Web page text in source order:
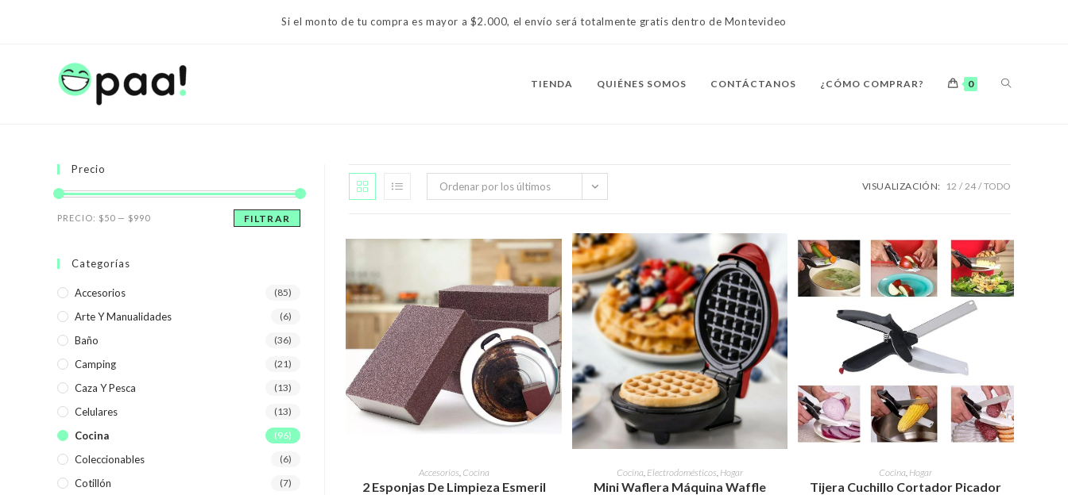
Si el monto de tu compra es mayor a $2.000, el envío será totalmente gratis dentro de Montevideo
TIENDA QUIÉNES SOMOS CONTÁCTANOS ¿CÓMO COMPRAR? 0 ALTERNAR
DE
WEB
Ordenar por los últimos VISUALIZACIÓN: 12 24 TODO
AÑADIR AL CARRITO
Accesorios, Cocina
2 Esponjas De Limpieza Esmeril
AÑADIR AL CARRITO
Cocina, Electrodomésticos, Hogar
Mini Waflera Máquina Waffle
AÑADIR AL CARRITO
Cocina, Hogar
Tijera Cuchillo Cortador Picador
Precio
Precio
Precio
FILTRAR
PRECIO: $50 — $990
Categorías
Accesorios (85)
Arte Y Manualidades (6)
Baño (36)
Camping (21)
Caza Y Pesca (13)
Celulares (13)
Cocina (96)
Coleccionables (6)
Cotillón (7)